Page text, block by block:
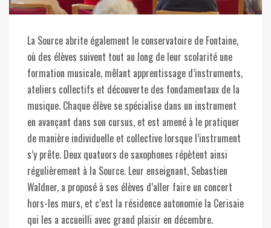
La Source abrite également le conservatoire de Fontaine,
où des élèves suivent tout au long de leur scolarité une
formation musicale, mêlant apprentissage d’instruments,
ateliers collectifs et découverte des fondamentaux de la
musique. Chaque élève se spécialise dans un instrument
en avançant dans son cursus, et est amené à le pratiquer
de manière individuelle et collective lorsque l’instrument
s’y prête. Deux quatuors de saxophones répètent ainsi
régulièrement à la Source. Leur enseignant, Sebastien
Waldner, a proposé à ses élèves d’aller faire un concert
hors-les murs, et c’est la résidence autonomie la Cerisaie
qui les a accueilli avec grand plaisir en décembre.